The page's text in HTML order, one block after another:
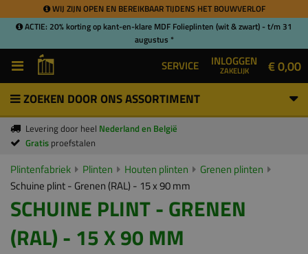
WIJ ZIJN OPEN EN BEREIKBAAR TIJDENS HET BOUWVERLOF
ACTIE: 20% korting op kant-en-klare MDF Folieplinten (wit & zwart) - t/m 31
augustus *
SERVICE INLOGGEN
ZAKELIJK € 0,00
ZOEKEN DOOR ONS ASSORTIMENT
Levering door heel Nederland en België
Gratis proefstalen
Plintenfabriek Plinten Houten plinten
Grenen plinten
Schuine plint - Grenen (RAL) - 15 x 90 mm
SCHUINE PLINT - GRENEN
(RAL) - 15 X 90 MM